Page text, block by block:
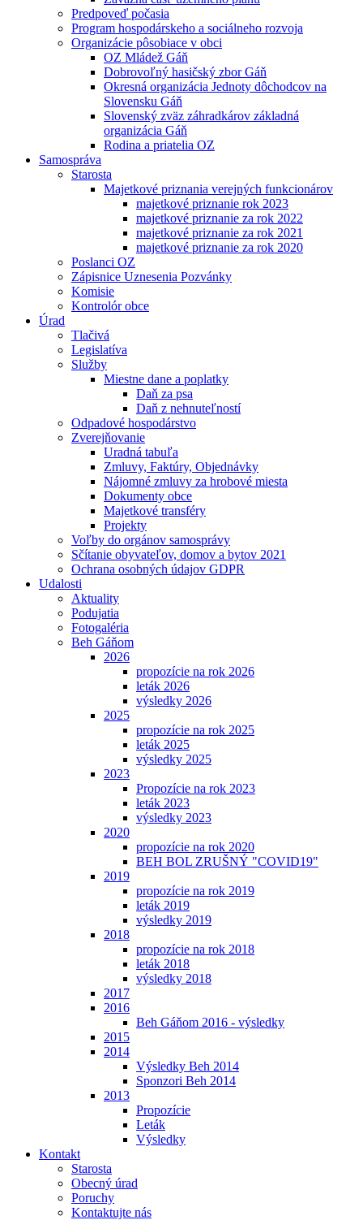
Predpoveď počasia
Program hospodárskeho a sociálneho rozvoja
Organizácie pôsobiace v obci
OZ Mládež Gáň
Dobrovoľný hasičský zbor Gáň
Okresná organizácia Jednoty dôchodcov na
Slovensku Gáň
Slovenský zväz záhradkárov základná
organizácia Gáň
Rodina a priatelia OZ
Samospráva
Starosta
Majetkové priznania verejných funkcionárov
majetkové priznanie rok 2023
majetkové priznanie za rok 2022
majetkové priznanie za rok 2021
majetkové priznanie za rok 2020
Poslanci OZ
Zápisnice Uznesenia Pozvánky
Komisie
Kontrolór obce
Úrad
Tlačivá
Legislatíva
Služby
Miestne dane a poplatky
Daň za psa
Daň z nehnuteľností
Odpadové hospodárstvo
Zverejňovanie
Uradná tabuľa
Zmluvy, Faktúry, Objednávky
Nájomné zmluvy za hrobové miesta
Dokumenty obce
Majetkové transféry
Projekty
Voľby do orgánov samosprávy
Sčítanie obyvateľov, domov a bytov 2021
Ochrana osobných údajov GDPR
Udalosti
Aktuality
Podujatia
Fotogaléria
Beh Gáňom
2026
propozície na rok 2026
leták 2026
výsledky 2026
2025
propozície na rok 2025
leták 2025
výsledky 2025
2023
Propozície na rok 2023
leták 2023
výsledky 2023
2020
propozície na rok 2020
BEH BOL ZRUŠNÝ "COVID19"
2019
propozície na rok 2019
leták 2019
výsledky 2019
2018
propozície na rok 2018
leták 2018
výsledky 2018
2017
2016
Beh Gáňom 2016 - výsledky
2015
2014
Výsledky Beh 2014
Sponzori Beh 2014
2013
Propozície
Leták
Výsledky
Kontakt
Starosta
Obecný úrad
Poruchy
Kontaktujte nás